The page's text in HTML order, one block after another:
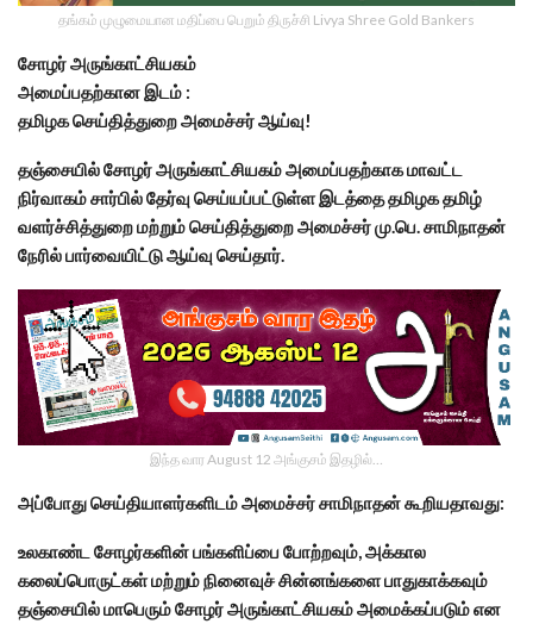
தங்கம் முழுமையான மதிப்பை பெறும் திருச்சி Livya Shree Gold Bankers
சோழர் அருங்காட்சியகம்
அமைப்பதற்கான இடம் :
தமிழக செய்தித்துறை அமைச்சர் ஆய்வு!
தஞ்சையில் சோழர் அருங்காட்சியகம் அமைப்பதற்காக மாவட்ட
நிர்வாகம் சார்பில் தேர்வு செய்யப்பட்டுள்ள இடத்தை தமிழக தமிழ்
வளர்ச்சித்துறை மற்றும் செய்தித்துறை அமைச்சர் மு.பெ. சாமிநாதன்
நேரில் பார்வையிட்டு ஆய்வு செய்தார்.
இந்த வார August 12 அங்குசம் இதழில்…
அப்போது செய்தியாளர்களிடம் அமைச்சர் சாமிநாதன் கூறியதாவது:
உலகாண்ட சோழர்களின் பங்களிப்பை போற்றவும், அக்கால
கலைப்பொருட்கள் மற்றும் நினைவுச் சின்னங்களை பாதுகாக்கவும்
தஞ்சையில் மாபெரும் சோழர் அருங்காட்சியகம் அமைக்கப்படும் என